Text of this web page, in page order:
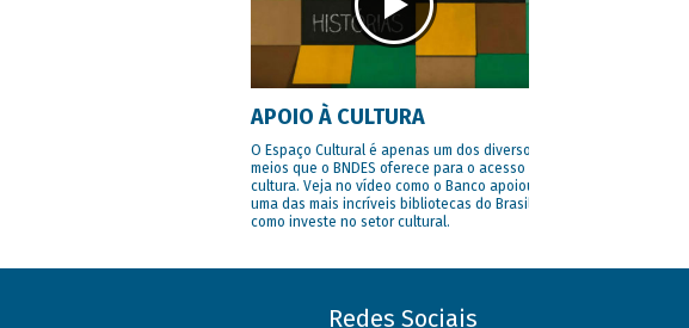
APOIO À CULTURA
O Espaço Cultural é apenas um dos diversos
meios que o BNDES oferece para o acesso à
cultura. Veja no vídeo como o Banco apoiou
uma das mais incríveis bibliotecas do Brasil e
como investe no setor cultural.
Redes Sociais